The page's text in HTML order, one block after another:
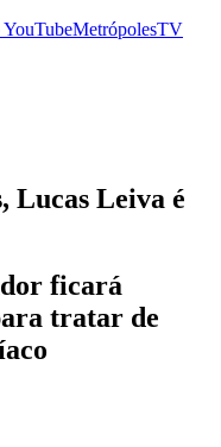
YouTubeMetrópolesTV
Lucas Leiva é
ficará
tratar de